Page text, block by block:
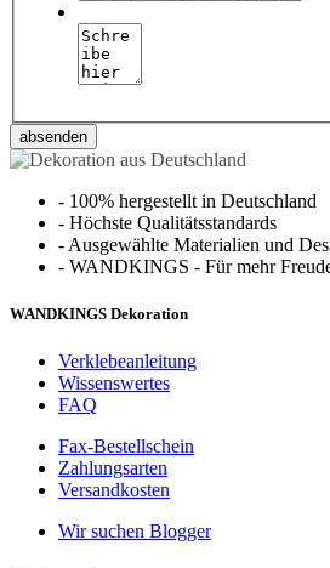
absenden
- 100% hergestellt in Deutschland
- Höchste Qualitätsstandards
- Ausgewählte Materialien und
- WANDKINGS - Für mehr
WANDKINGS Dekoration
Verklebeanleitung
Wissenswertes
FAQ
Fax-Bestellschein
Zahlungsarten
Versandkosten
Wir suchen Blogger